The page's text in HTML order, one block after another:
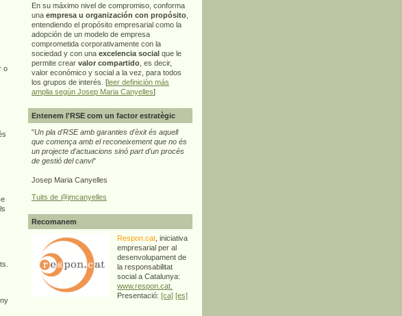
o
En su máximo nivel de compromiso, conforma
una empresa u organización con propósito
entendiendo el propósito empresarial como la
adopción de un modelo de empresa
comprometida corporativamente con la
sociedad y con una excelencia social que le
permite crear valor compartido , es decir,
valor económico y social a la vez, para todos
los grupos de interés. [leer definición más
amplia según Josep Maria Canyelles]
Entenem l'RSE com un factor estratègic
"Un pla d'RSE amb garanties d'èxit és aquell
que comença amb el reconeixement que no és
un projecte d'actuacions sinó part d'un procés
de gestió del canvi"
Josep Maria Canyelles
Tuits de @jmcanyelles
Recomanem
Respon.cat , iniciativa
empresarial per al
desenvolupament de
la responsabilitat
social a Catalunya:
www.respon.cat.
Presentació:[ca] [es]